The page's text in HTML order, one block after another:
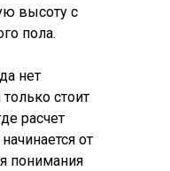
высоту с
пола.
нет
стоит
расчет
от
понимания